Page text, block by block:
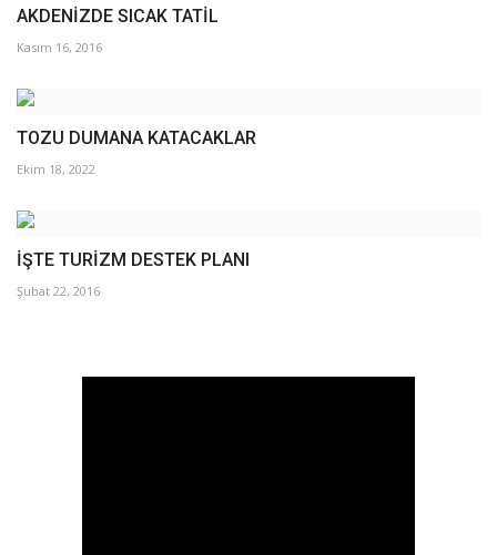
AKDENİZDE SICAK TATİL
Kasım 16, 2016
TOZU DUMANA KATACAKLAR
Ekim 18, 2022
İŞTE TURİZM DESTEK PLANI
Şubat 22, 2016